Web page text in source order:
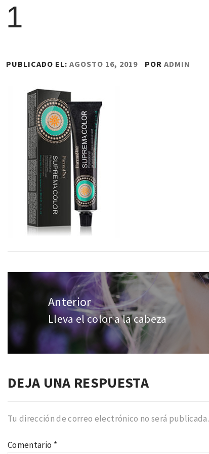
1
PUBLICADO EL: AGOSTO 16, 2019 POR ADMIN
Navegación
de
entradas
Anterior
Entrada
anterior:
Lleva el color a la cabeza
DEJA UNA RESPUESTA
Tu dirección de correo electrónico no será publicada.
Comentario *